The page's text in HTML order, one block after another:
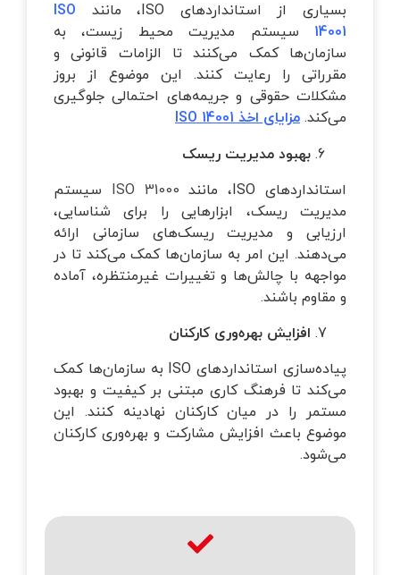
بسیاری از استانداردهای ISO، مانند
ISO
14001
سیستم مدیریت محیط زیست، به
سازمان‌ها کمک می‌کنند تا الزامات قانونی و
مقرراتی را رعایت کنند. این موضوع از بروز
مشکلات حقوقی و جریمه‌های احتمالی جلوگیری
می‌کند. مزایای اخذ ISO 14001
بهبود مدیریت ریسک
استانداردهای ISO، مانند
ISO 31000 سیستم
مدیریت ریسک، ابزارهایی را برای شناسایی،
ارزیابی و مدیریت ریسک‌های سازمانی ارائه
می‌دهند. این امر به سازمان‌ها کمک می‌کند تا در
مواجهه با چالش‌ها و تغییرات غیرمنتظره، آماده
و مقاوم باشند.
افزایش بهره‌وری کارکنان
پیاده‌سازی استانداردهای ISO به سازمان‌ها کمک
می‌کند تا فرهنگ کاری مبتنی بر کیفیت و بهبود
مستمر را در میان کارکنان نهادینه کنند. این
موضوع باعث افزایش مشارکت و بهره‌وری کارکنان
می‌شود.